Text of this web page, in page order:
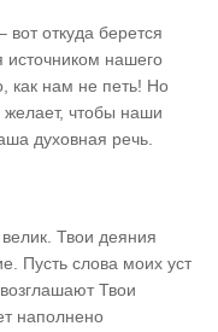
откуда берется
источником нашего
как нам не петь! Но
желает, чтобы наши
духовная речь.
Твои деяния
Пусть слова моих уст
Твои
наполнено